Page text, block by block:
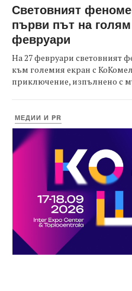
Световният
първи път на
февруари
На 27 февруари световният
към големия екран с
приключение, изпълнено с
МЕДИИ И PR